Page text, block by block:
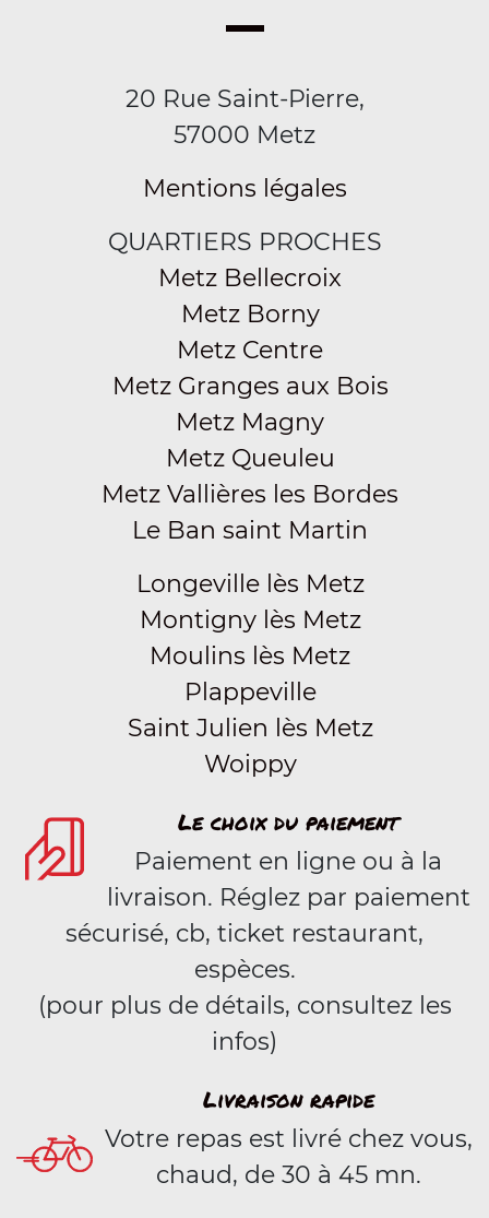
20 Rue Saint-Pierre,
57000 Metz
Mentions légales
QUARTIERS PROCHES
Metz Bellecroix
Metz Borny
Metz Centre
Metz Granges aux Bois
Metz Magny
Metz Queuleu
Metz Vallières les Bordes
Le Ban saint Martin
Longeville lès Metz
Montigny lès Metz
Moulins lès Metz
Plappeville
Saint Julien lès Metz
Woippy
Le choix du paiement
Paiement en ligne ou à la
livraison. Réglez par paiement
sécurisé, cb, ticket restaurant,
espèces.
(pour plus de détails, consultez les
infos)
Livraison rapide
Votre repas est livré chez vous,
chaud, de 30 à 45 mn.